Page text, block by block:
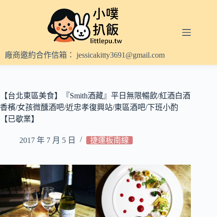
內
容
廠商邀約合作信箱： jessicakitty3691@gmail.com
【台北東區美食】『Smith酒藏』平日無限暢飲/紅酒白酒
香檳/女孩微醺酒吧/近忠孝復興站/東區酒吧/下班小酌
【已歇業】
2017 年 7 月 5 日 捷運板南線